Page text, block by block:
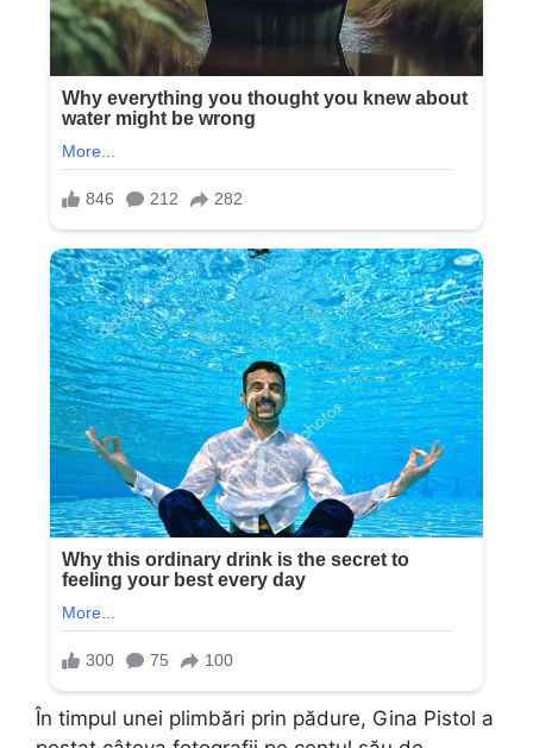
În timpul unei plimbări prin pădure, Gina Pistol a